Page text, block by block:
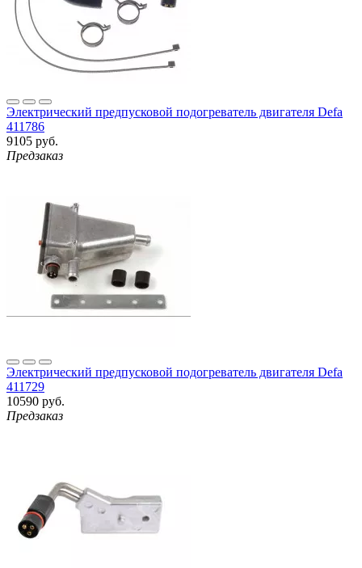
Электрический предпусковой подогреватель двигателя Defa
411786
9105 руб.
Предзаказ
Электрический предпусковой подогреватель двигателя Defa
411729
10590 руб.
Предзаказ